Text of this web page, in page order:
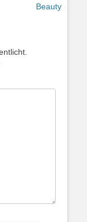
Beauty